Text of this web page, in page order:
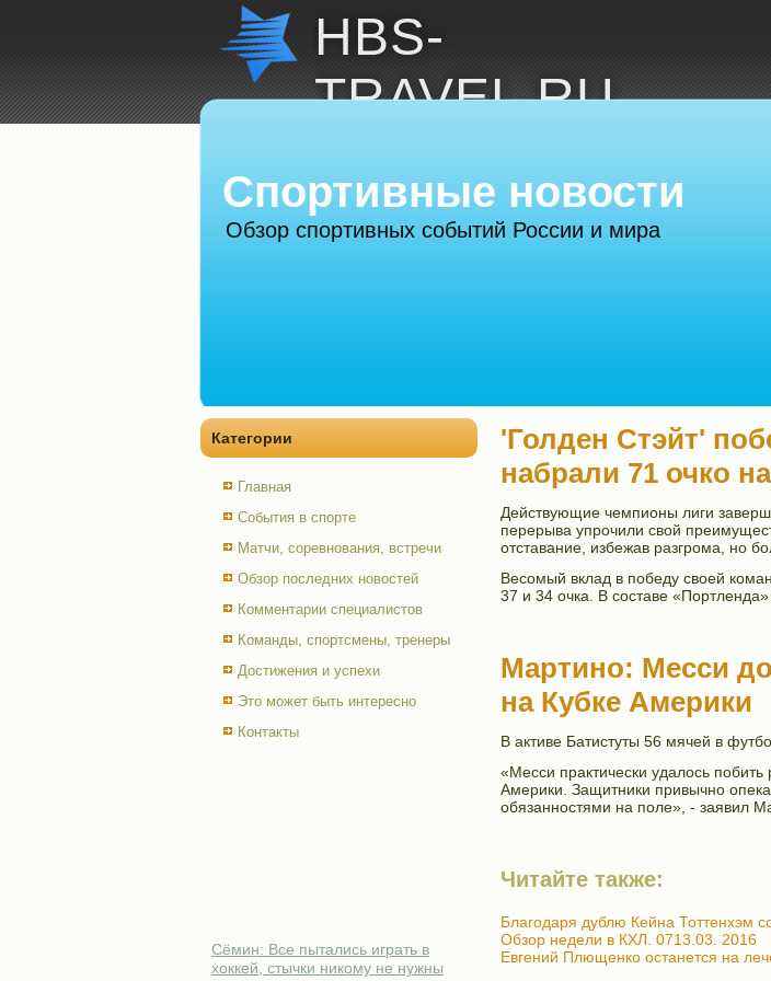
HBS-
TRAVEL.RU
Спортивные новости
Обзор спортивных событий России и мира
Категории
Главная
События в спорте
Матчи, соревнования, встречи
Обзор последних новостей
Комментарии специалистов
Команды, спортсмены, тренеры
Достижения и успехи
Это может быть интересно
Контакты
Сёмин: Все пытались играть в
хоккей, стычки никому не нужны
'Голден Стэйт'
набрали 71 очко
Действующие чемпионы лиги
перерыва упрочили свой
отставание, избежав разгрома, но
Весомый вклад в победу своей
37 и 34 очка. В составе
Мартино: Месси
на Кубке Америки
В активе Батистуты 56 мячей в
«Месси практически удалось
Америки. Защитники привычно
обязанностями на поле», - заявил
Читайте также:
Благодаря дублю Кейна Тоттенхэм
Обзор недели в КХЛ. 0713.03. 2016
Евгений Плющенко останется на